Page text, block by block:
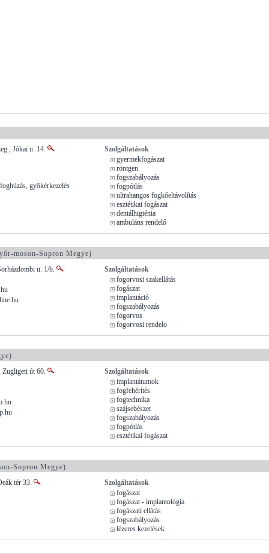
, Jókai u. 14.
gyökérkezelés
Szolgáltatások
gyermekfogászat
röntgen
fogszabályozás
fogpótlás
ultrahangos fogkőeltávolítás
esztétikai fogászat
dentálhigiénia
ambuláns rendelő
moson-Sopron Megye)
u. 1/b.
Szolgáltatások
fogorvosi szakellátás
fogászat
implantáció
fogszabályozás
fogorvos
fogorvosi rendelo
Zugligeti út 60.
Szolgáltatások
implantátumok
fogfehérítés
fogtechnika
szájsebészet
fogszabályozás
fogpótlás
esztétikai fogászat
Sopron Megye)
tér 33.
Szolgáltatások
fogászat
fogászat - implantológia
fogászati ellátás
fogszabályozás
lézeres kezelések